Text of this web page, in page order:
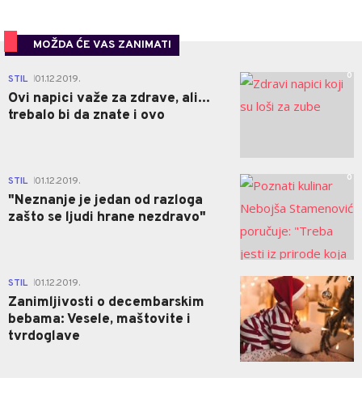
MOŽDA ĆE VAS ZANIMATI
STIL 01.12.2019.
Ovi napici važe za zdrave, ali...
trebalo bi da znate i ovo
0
STIL 01.12.2019.
"Neznanje je jedan od razloga
zašto se ljudi hrane nezdravo"
0
STIL 01.12.2019.
Zanimljivosti o decembarskim
bebama: Vesele, maštovite i
tvrdoglave
0